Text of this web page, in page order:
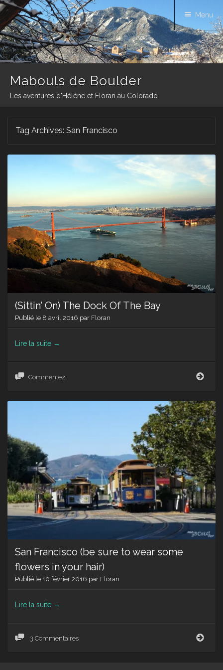
Mabouls de Boulder
Les aventures d'Hélène et Floran au Colorado
Menu
Tag Archives: San Francisco
(Sittin’ On) The Dock Of The Bay
Publié le 8 avril 2016 par Floran
Lire la suite →
Commentez
Dock
Of
The
Bay
San Francisco (be sure to wear some
flowers in your hair)
Publié le 10 février 2016 par Floran
Lire la suite →
3 Commentaires